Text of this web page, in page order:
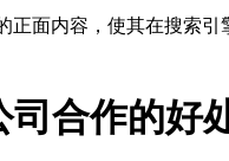
面内容，使其在搜索引
合作的好